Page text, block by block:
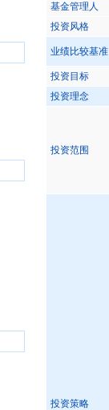
基金管理人
投资风格
业绩比较基准
投资目标
投资理念
投资范围
投资策略